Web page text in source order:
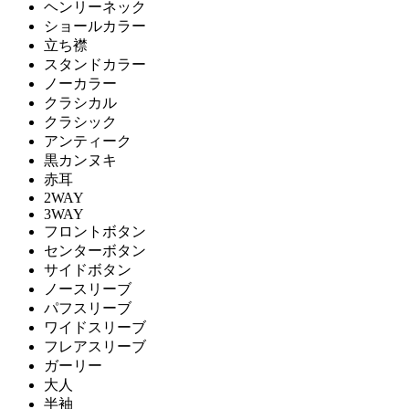
ヘンリーネック
ショールカラー
立ち襟
スタンドカラー
ノーカラー
クラシカル
クラシック
アンティーク
黒カンヌキ
赤耳
2WAY
3WAY
フロントボタン
センターボタン
サイドボタン
ノースリーブ
パフスリーブ
ワイドスリーブ
フレアスリーブ
ガーリー
大人
半袖